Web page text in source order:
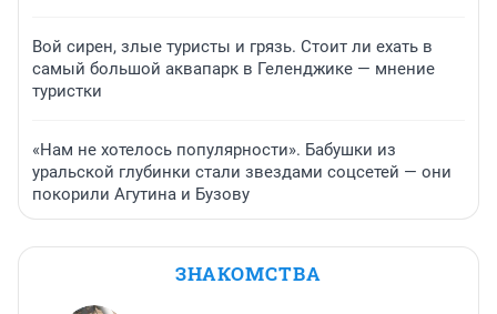
Вой сирен, злые туристы и грязь. Стоит ли ехать в
самый большой аквапарк в Геленджике — мнение
туристки
«Нам не хотелось популярности». Бабушки из
уральской глубинки стали звездами соцсетей — они
покорили Агутина и Бузову
ЗНАКОМСТВА